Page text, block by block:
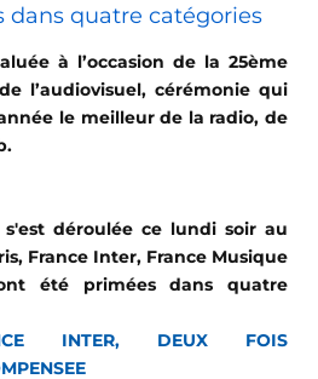
dans quatre catégories
à l’occasion de la 25ème
l’audiovisuel, cérémonie qui
le meilleur de la radio, de
déroulée ce lundi soir au
France Inter, France Musique
été primées dans quatre
INTER, DEUX FOIS